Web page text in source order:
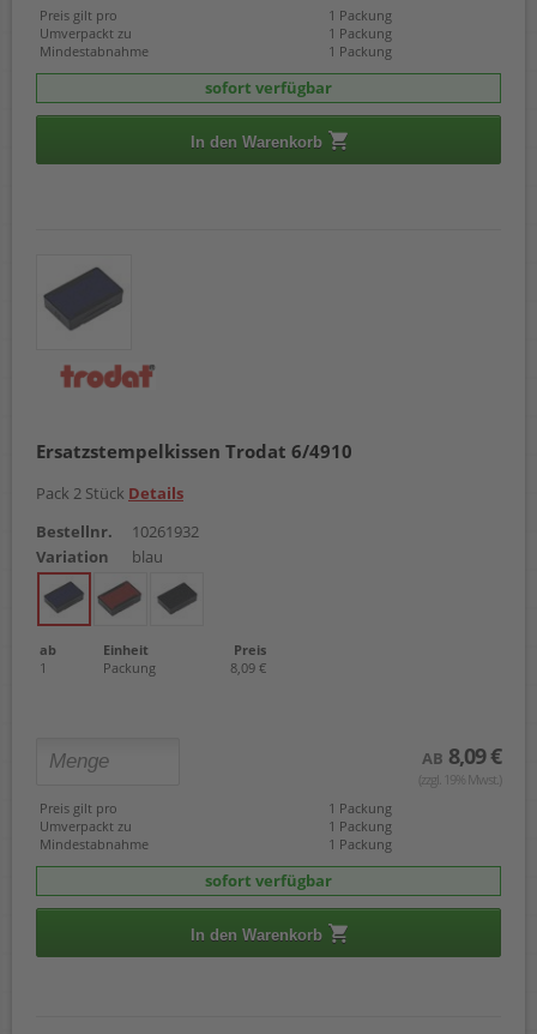
Preis gilt pro
1 Packung
Umverpackt zu
1 Packung
Mindestabnahme
1 Packung
sofort verfügbar
In den Warenkorb
Ersatzstempelkissen Trodat 6/4910
Pack 2 Stück Details
Bestellnr.
10261932
Variation
blau
ab Einheit
Preis
1
Packung 8,09 €
AB 8,09 €
(zzgl. 19% Mwst.)
Preis gilt pro
1 Packung
Umverpackt zu
1 Packung
Mindestabnahme
1 Packung
sofort verfügbar
In den Warenkorb